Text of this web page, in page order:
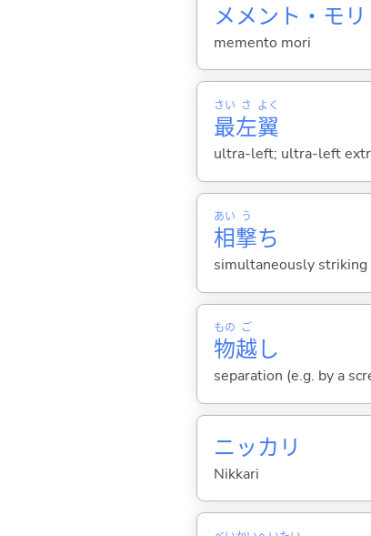
メメント・モリ
memento mori
最
さい
左
さ
翼
よく
ultra-left; ultra-left
相
あい
撃
う
ち
simultaneously striking
物
もの
越
ご
し
separation (e.g. by a
ニッカリ
Nikkari